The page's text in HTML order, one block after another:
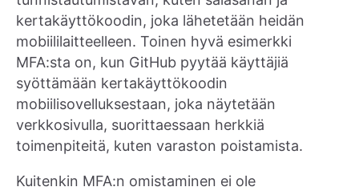
kertakäyttökoodin, joka lähetetään heidän
mobiililaitteelleen. Toinen hyvä esimerkki
MFA:sta on, kun GitHub pyytää käyttäjiä
syöttämään kertakäyttökoodin
mobiilisovelluksestaan, joka näytetään
verkkosivulla, suorittaessaan herkkiä
toimenpiteitä, kuten varaston poistamista.
Kuitenkin MFA:n omistaminen ei ole